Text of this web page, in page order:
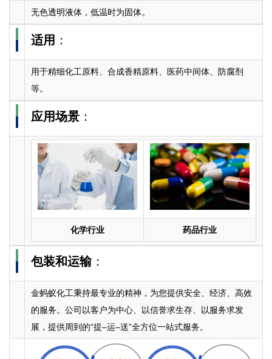
无色透明液体，低温时为固体。
适用 ：
用于精细化工原料、合成香精原料、医药中间体、防腐剂
等。
应用场景 ：
化学行业 药品行业
包装和运输：
金蚂蚁化工秉持最专业的精神，为您提供安全、经济、高效
的服务。公司以客户为中心、以信誉求生存、以服务求发
展，提供周到的“提–运–送”全方位一站式服务。